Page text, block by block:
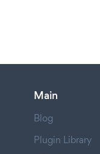
Main
Blog
Plugin Library